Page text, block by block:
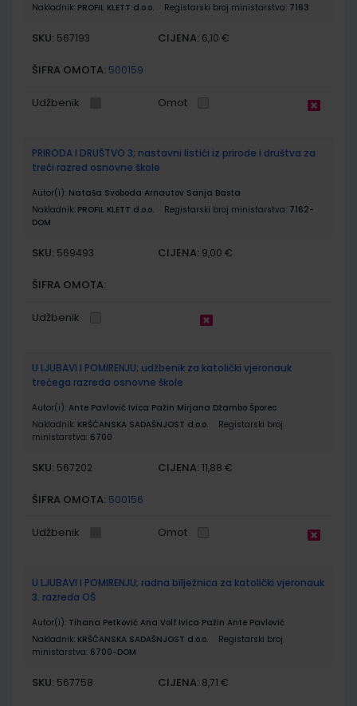
Nakladnik: PROFIL KLETT d.o.o. Registarski broj ministarstva: 7163
SKU: 567193 CIJENA: 6,10 €
ŠIFRA OMOTA: 500159
Udžbenik Omot
PRIRODA I DRUŠTVO 3; nastavni listići iz prirode i društva za
treći razred osnovne škole
Autor(i): Nataša Svoboda Arnautov Sanja Basta
Nakladnik: PROFIL KLETT d.o.o. Registarski broj ministarstva: 7162-
DOM
SKU: 569493 CIJENA: 9,00 €
ŠIFRA OMOTA:
Udžbenik
U LJUBAVI I POMIRENJU; udžbenik za katolički vjeronauk
trećega razreda osnovne škole
Autor(i): Ante Pavlović Ivica Pažin Mirjana Džambo Šporec
Nakladnik: KRŠĆANSKA SADAŠNJOST d.o.o.
Registarski broj
ministarstva: 6700
SKU: 567202 CIJENA: 11,88 €
ŠIFRA OMOTA: 500156
Udžbenik Omot
U LJUBAVI I POMIRENJU; radna bilježnica za katolički vjeronauk
3. razreda OŠ
Autor(i): Tihana Petković Ana Volf Ivica Pažin Ante Pavlović
Nakladnik: KRŠĆANSKA SADAŠNJOST d.o.o.
Registarski broj
ministarstva: 6700-DOM
SKU: 567758 CIJENA: 8,71 €